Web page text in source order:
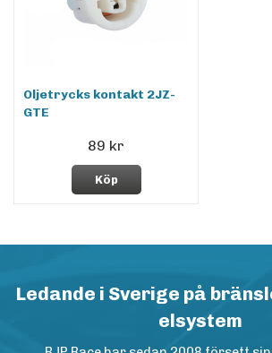
Oljetrycks kontakt 2JZ-
GTE
89 kr
Köp
Ledande i Sverige på
elsystem